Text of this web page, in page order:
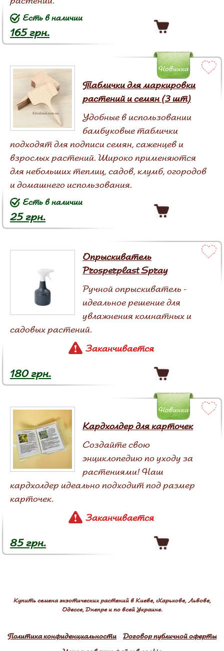
165 грн.
Есть в наличии
Таблички для маркировки
растений и семян (3 шт)
Удобные в использовании
бамбуковые таблички
подходят для подписи семян, саженцев и
взрослых растений. Широко применяются
для небольших теплиц, садов, клумб, огородов
и домашнего использования.
25 грн.
Есть в наличии
Новинка
Опрыскиватель
Prosperplast Spray
Ручной опрыскиватель -
идеальное решение для
увлажнения комнатных и
садовых растений.
Заканчивается
180 грн.
Кардхолдер для карточек
Создайте свою
энциклопедию по уходу за
растениями! Наш
кардхолдер идеально подходит под размер
карточек.
Заканчивается
85 грн.
Новинка
Купить семена экзотических растений в Киеве, Харькове, Львове,
Одессе, Днепре и по всей Украине.
Политика конфиденциальности
Договор публичной оферты